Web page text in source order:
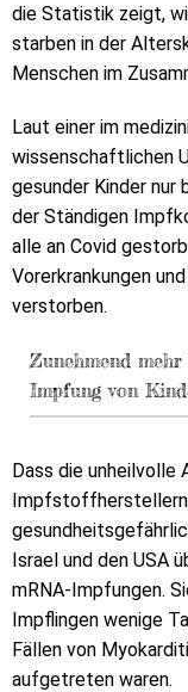
die Statistik zeigt,
starben in der
Menschen im
Laut einer im
wissenschaftlichen
gesunder Kinder nur
der Ständigen
alle an Covid
Vorerkrankungen und
verstorben.
Zunehmend
Impfung von
Dass die unheilvolle
Impfstoffherstellern
Israel und den USA
mRNA-Impfungen.
Impflingen wenige
Fällen von
aufgetreten waren.